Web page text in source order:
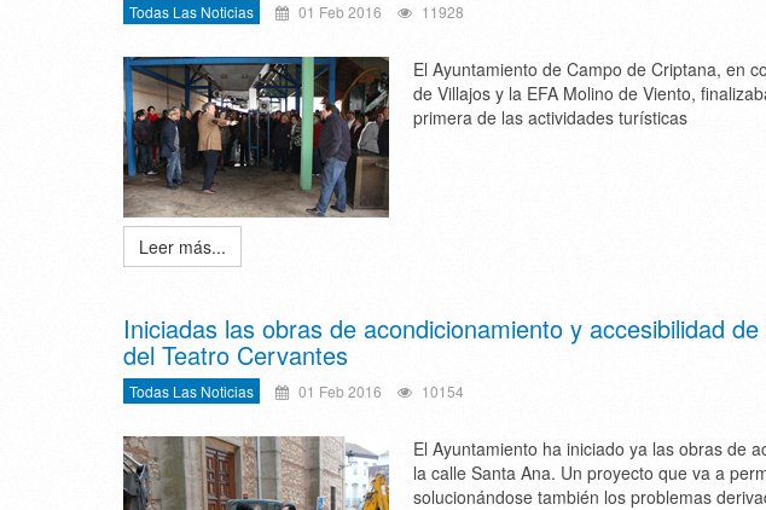
Todas Las Noticias 01 Feb 2016 11928
El Ayuntamiento de Campo de Criptana, en
de Villajos y la EFA Molino de Viento,
primera de las actividades turísticas
Leer más...
Iniciadas las obras de acondicionamiento y accesibilidad
del Teatro Cervantes
Todas Las Noticias 01 Feb 2016 10154
El Ayuntamiento ha iniciado ya las obras de
la calle Santa Ana. Un proyecto que va a
solucionándose también los problemas